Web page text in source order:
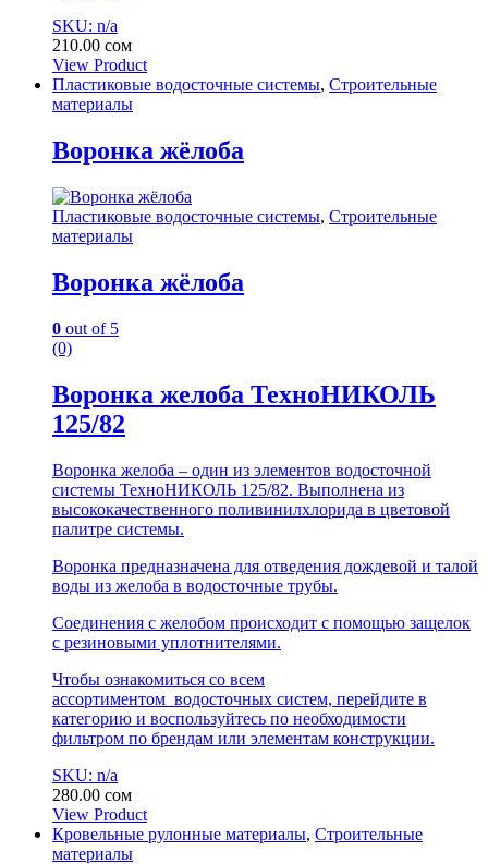
SKU: n/a
210.00 сом
View Product
Пластиковые водосточные системы, Строительные
материалы
Воронка жёлоба
Пластиковые водосточные системы, Строительные
материалы
Воронка жёлоба
0 out of 5
(0)
Воронка желоба ТехноНИКОЛЬ
125/82
Воронка желоба – один из элементов водосточной
системы ТехноНИКОЛЬ 125/82. Выполнена из
высококачественного поливинилхлорида в цветовой
палитре системы.
Воронка предназначена для отведения дождевой и талой
воды из желоба в водосточные трубы.
Соединения с желобом происходит с помощью защелок
с резиновыми уплотнителями.
Чтобы ознакомиться со всем
ассортиментом водосточных систем, перейдите в
категорию и воспользуйтесь по необходимости
фильтром по брендам или элементам конструкции.
SKU: n/a
280.00 сом
View Product
Кровельные рулонные материалы, Строительные
материалы